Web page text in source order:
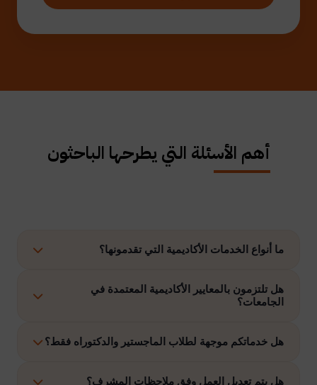
أهم الأسئلة التي يطرحها الباحثون
ما أنواع الخدمات الأكاديمية التي تقدمونها؟
نوفر حلولًا متكاملة تشمل إعداد الرسائل العلمية، الاستشارات
الأكاديمية، التحليل الإحصائي، إعداد خطة البحث، نشر الأبحاث،
هل تلتزمون بالمعايير الأكاديمية المعتمدة في
الجامعات؟
نعم، نلتزم بتنفيذ جميع الأعمال وفق ضوابط الدراسات العليا
هل خدماتكم موجهة لطلاب الماجستير والدكتوراه فقط؟
هل يتم تعديل العمل وفق ملاحظات المشرف؟